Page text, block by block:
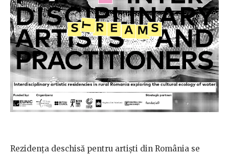
Rezidența deschisă pentru artiști din România se